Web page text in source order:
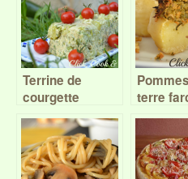
Terrine de
courgette
terre
(farci